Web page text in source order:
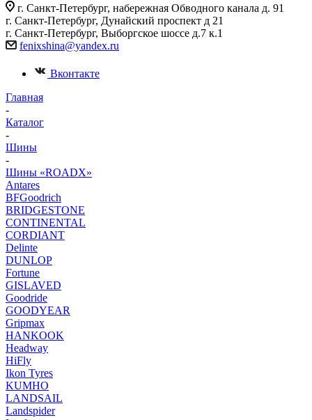
г. Санкт-Петербург, набережная Обводного канала д. 91
г. Санкт-Петербург, Дунайский проспект д 21
г. Санкт-Петербург, Выборгское шоссе д.7 к.1
fenixshina@yandex.ru
Вконтакте
Главная
-
Каталог
-
Шины
-
Шины «ROADX»
Antares
BFGoodrich
BRIDGESTONE
CONTINENTAL
CORDIANT
Delinte
DUNLOP
Fortune
GISLAVED
Goodride
GOODYEAR
Gripmax
HANKOOK
Headway
HiFly
Ikon Tyres
KUMHO
LANDSAIL
Landspider